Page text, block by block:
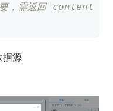
，需返回 content
据源